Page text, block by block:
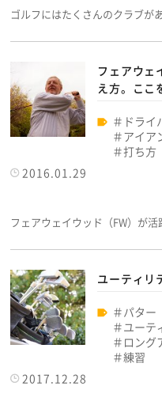
ゴルフにはたくさんのクラブ
フェアウェ
え方。こ
ドライ
アイア
打ち方
2016.01.29
フェアウェイウッド（FW）が
ユーティリ
パター
ユーテ
ロング
練習
2017.12.28